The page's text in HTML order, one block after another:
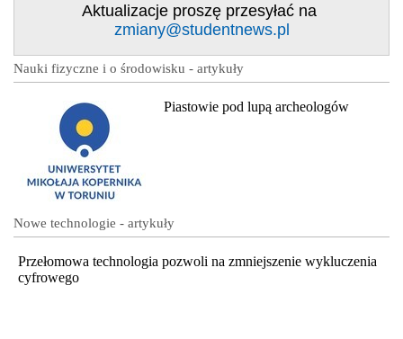
Aktualizacje proszę przesyłać na
zmiany@studentnews.pl
Nauki fizyczne i o środowisku - artykuły
Piastowie pod lupą archeologów
Nowe technologie - artykuły
Przełomowa technologia pozwoli na zmniejszenie wykluczenia
cyfrowego